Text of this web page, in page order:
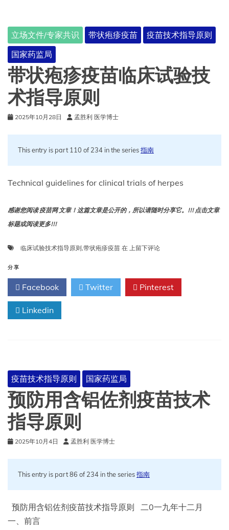
研
究
价
技
立场文件/专家共识 带状疱疹疫苗
疫苗技术指导原则
国家药监局
带状疱疹疫苗临床试验技
术指导原则
2025年10月28日 孟胜利 医学博士
This entry is part 110 of 234 in the series指南
Technical guidelines for clinical trials of herpes
感谢您阅读 疫苗网 文章！这篇文章是公开的，所以请随时分享它。!!! 点击文章
标题或阅读更多!!!
临床试验技术指导原则,带状疱疹疫苗 在 带
疹
疫
苗
指
原
则
上留下评论
分享
Facebook Twitter Pinterest
Linkedin
疫苗技术指导原则 国家药监局
预防用含铝佐剂疫苗技术
指导原则
2025年10月4日 孟胜利 医学博士
This entry is part 86 of 234 in the series指南
预防用含铝佐剂疫苗技术指导原则 二0一九年十二月
一、前言